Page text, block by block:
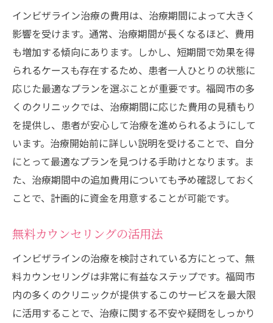
治療開始前に確認すべき契約内容
不明瞭な費用の質問と説明法
支払い計画の立て方と管理法
継続的な費用対策のためのステップ
サポート体制の充実度を確認
福岡市でのインビザライン治療を成功させるた
めの費用管理
長期的な視点での費用計画
不測の事態に備えた予算設定
定期的な費用見直しの重要性
ペイメントプランの選び方
成功事例から学ぶ費用管理のヒント
インビザライン治療費用における福岡市の最新
トレンド
最新技術の導入による費用変化
インビザライン治療の費用は、治療期間によって大きく
影響を受けます。通常、治療期間が長くなるほど、費用
も増加する傾向にあります。しかし、短期間で効果を得
られるケースも存在するため、患者一人ひとりの状態に
応じた最適なプランを選ぶことが重要です。福岡市の多
くのクリニックでは、治療期間に応じた費用の見積もり
を提供し、患者が安心して治療を進められるようにして
います。治療開始前に詳しい説明を受けることで、自分
にとって最適なプランを見つける手助けとなります。ま
た、治療期間中の追加費用についても予め確認しておく
ことで、計画的に資金を用意することが可能です。
無料カウンセリングの活用法
インビザラインの治療を検討されている方にとって、無
料カウンセリングは非常に有益なステップです。福岡市
内の多くのクリニックが提供するこのサービスを最大限
に活用することで、治療に関する不安や疑問をしっかり